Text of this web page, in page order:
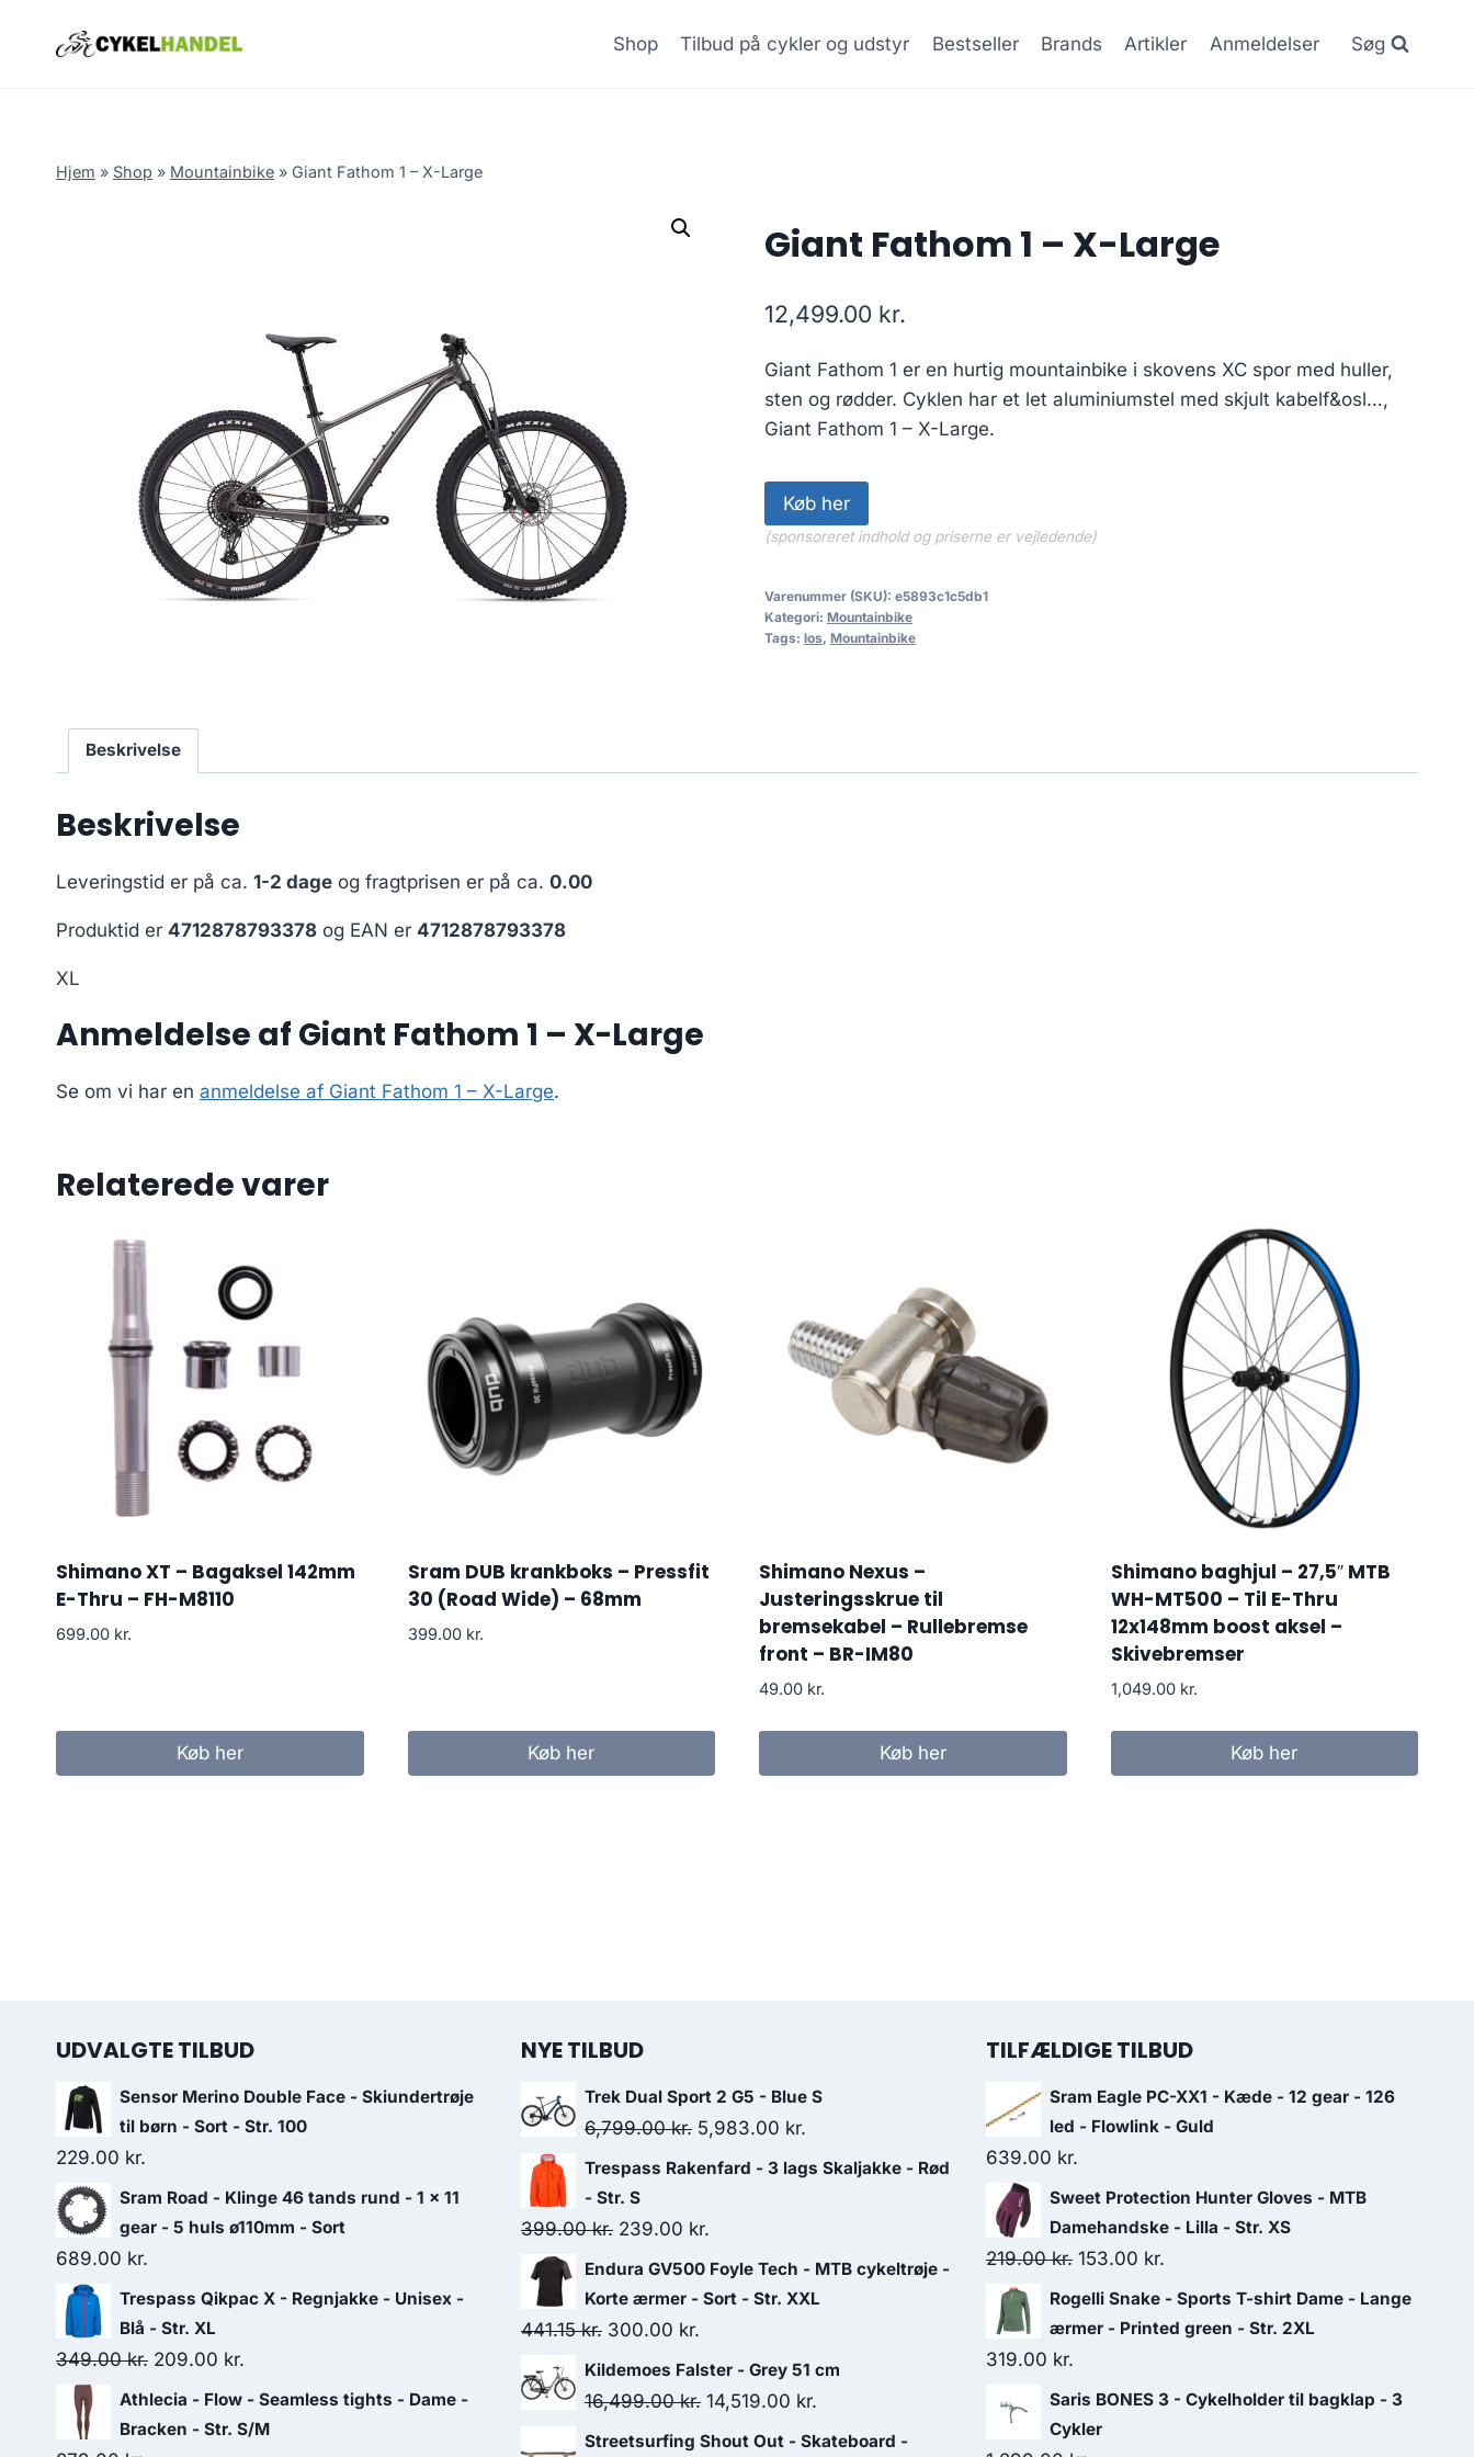
Shop Tilbud på cykler og udstyr Bestseller Brands Artikler Anmeldelser Søg
Hjem » Shop » Mountainbike » Giant Fathom 1 – X-Large
Giant Fathom 1 – X-Large
12,499.00 kr.
Giant Fathom 1 er en hurtig mountainbike i skovens XC spor med huller,
sten og rødder. Cyklen har et let aluminiumstel med skjult kabelf&osl…,
Giant Fathom 1 – X-Large.
Køb her
(sponsoreret indhold og priserne er vejledende)
Varenummer (SKU): e5893c1c5db1
Kategori: Mountainbike
Tags: los, Mountainbike
Beskrivelse
Beskrivelse
Leveringstid er på ca. 1-2 dage og fragtprisen er på ca. 0.00
Produktid er 4712878793378 og EAN er 4712878793378
XL
Anmeldelse af Giant Fathom 1 – X-Large
Se om vi har en anmeldelse af Giant Fathom 1 – X-Large.
Relaterede varer
Shimano XT – Bagaksel 142mm
E-Thru – FH-M8110
699.00 kr.
Køb her
Sram DUB krankboks – Pressfit
30 (Road Wide) – 68mm
399.00 kr.
Køb her
Shimano Nexus –
Justeringsskrue til
bremsekabel – Rullebremse
front – BR-IM80
49.00 kr.
Køb her
Shimano baghjul – 27,5″ MTB
WH-MT500 – Til E-Thru
12x148mm boost aksel –
Skivebremser
1,049.00 kr.
Køb her
UDVALGTE TILBUD
Sensor Merino Double Face - Skiundertrøje
til børn - Sort - Str. 100
229.00 kr.
Sram Road - Klinge 46 tands rund - 1 x 11
gear - 5 huls ø110mm - Sort
689.00 kr.
Trespass Qikpac X - Regnjakke - Unisex -
Blå - Str. XL
349.00kr. Original
price
was:
209.00 kr.
price
is:
Athlecia - Flow - Seamless tights - Dame -
Bracken - Str. S/M
NYE TILBUD
Trek Dual Sport 2 G5 - Blue S
6,799.00kr. Original
price
6,799.00 kr..
5,983.00 kr.
price
Trespass Rakenfard - 3 lags Skaljakke - Rød
- Str. S
399.00kr. Original
price
was:
399.00 kr..
239.00 kr.
price
is:
Endura GV500 Foyle Tech - MTB cykeltrøje -
Korte ærmer - Sort - Str. XXL
441.15kr. Original
price
was:
300.00 kr.
price
is:
Kildemoes Falster - Grey 51 cm
16,499.00kr. Original
price
14,519.00 kr.
price
Streetsurfing Shout Out - Skateboard -
TILFÆLDIGE TILBUD
Sram Eagle PC-XX1 - Kæde - 12 gear - 126
led - Flowlink - Guld
639.00 kr.
Sweet Protection Hunter Gloves - MTB
Damehandske - Lilla - Str. XS
219.00kr. Original
price
was:
153.00 kr.
price
is:
Rogelli Snake - Sports T-shirt Dame - Lange
ærmer - Printed green - Str. 2XL
319.00 kr.
Saris BONES 3 - Cykelholder til bagklap - 3
Cykler